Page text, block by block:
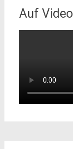
Auf Video